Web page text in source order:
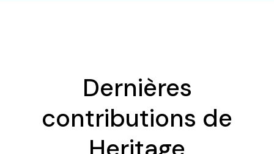
Dernières
contributions de